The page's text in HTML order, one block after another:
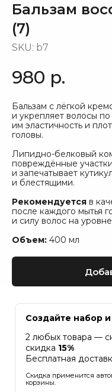
Бальзам
(7)
SKU: b7
980 р.
Бальзам с лёгкой
и укрепляет волосы
им эластичность и
головы.
Липидно-белковый
повреждённые
и запечатывает
и блестящими.
Рекомендуется в
после каждого мытья
и силу волос на
Объем: 400 мл
Формула без
силиконов
Свойства:
и предотвращает
Восстанавливает
и гладкость волос
Заметно укрепляет и
качество волос
Удерживает влагу,
2 любых товара — скидка 10%
скидка15%
Бесплатная доставка от 4000
Создайте набор и
Скидка применится автоматически
корзины.